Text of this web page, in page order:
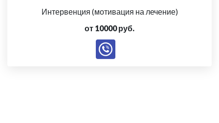
Интервенция (мотивация на лечение)
от 10000 руб.